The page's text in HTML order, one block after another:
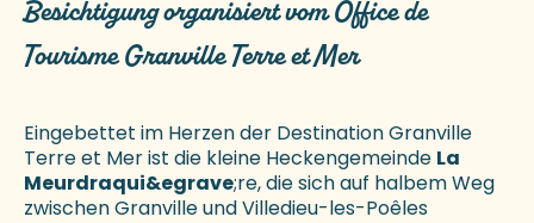
Besichtigung organisiert vom Office de
Tourisme Granville Terre et Mer
Eingebettet im Herzen der Destination Granville
Terre et Mer ist die kleine Heckengemeinde La
Meurdraqui&egrave;re, die sich auf halbem Weg
zwischen Granville und Villedieu-les-Poêles